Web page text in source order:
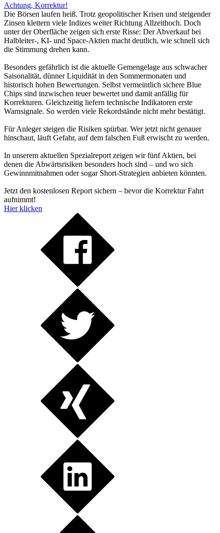
Achtung, Korrektur!
Die Börsen laufen heiß. Trotz geopolitischer Krisen und steigender
Zinsen klettern viele Indizes weiter Richtung Allzeithoch. Doch
unter der Oberfläche zeigen sich erste Risse: Der Abverkauf bei
Halbleiter-, KI- und Space-Aktien macht deutlich, wie schnell sich
die Stimmung drehen kann.
Besonders gefährlich ist die aktuelle Gemengelage aus schwacher
Saisonalität, dünner Liquidität in den Sommermonaten und
historisch hohen Bewertungen. Selbst vermeintlich sichere Blue
Chips sind inzwischen teuer bewertet und damit anfällig für
Korrekturen. Gleichzeitig liefern technische Indikatoren erste
Warnsignale. So werden viele Rekordstände nicht mehr bestätigt.
Für Anleger steigen die Risiken spürbar. Wer jetzt nicht genauer
hinschaut, läuft Gefahr, auf dem falschen Fuß erwischt zu werden.
In unserem aktuellen Spezialreport zeigen wir fünf Aktien, bei
denen die Abwärtsrisiken besonders hoch sind – und wo sich
Gewinnmitnahmen oder sogar Short-Strategien anbieten könnten.
Jetzt den kostenlosen Report sichern – bevor die Korrektur Fahrt
aufnimmt!
Hier klicken